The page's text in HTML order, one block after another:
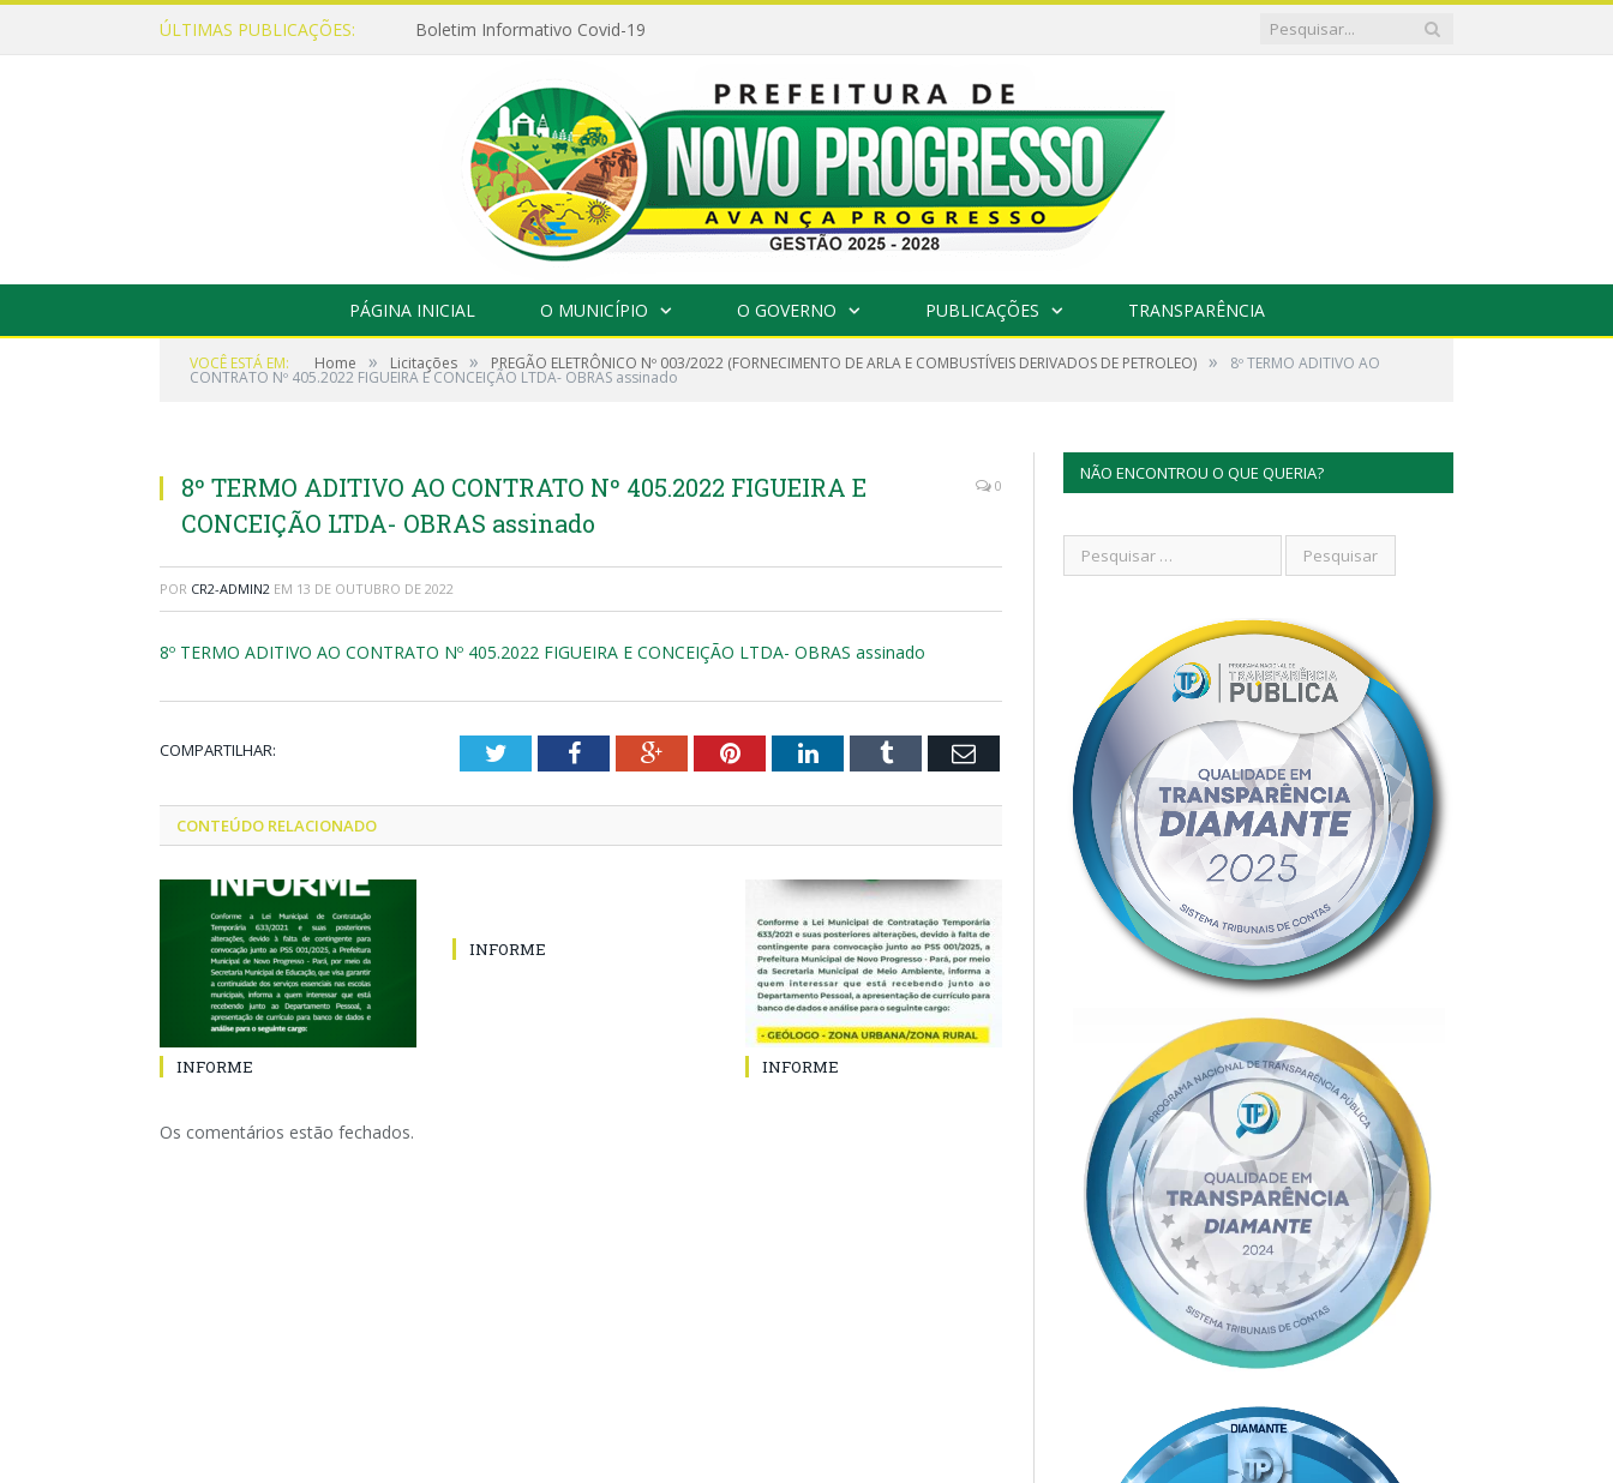
ÚLTIMAS PUBLICAÇÕES: Boletim Informativo Covid-19
PÁGINA INICIAL O MUNICÍPIO O GOVERNO PUBLICAÇÕES TRANSPARÊNCIA
VOCÊ ESTÁ EM: Home » Licitações » PREGÃO ELETRÔNICO Nº 003/2022 (FORNECIMENTO DE ARLA E COMBUSTÍVEIS DERIVADOS DE PETROLEO) » 8º TERMO ADITIVO AO
CONTRATO Nº 405.2022 FIGUEIRA E CONCEIÇÃO LTDA- OBRAS assinado
8º TERMO ADITIVO AO CONTRATO Nº 405.2022 FIGUEIRA E
CONCEIÇÃO LTDA- OBRAS assinado
0
POR CR2-ADMIN2 EM 13 DE OUTUBRO DE 2022
8º TERMO ADITIVO AO CONTRATO Nº 405.2022 FIGUEIRA E CONCEIÇÃO LTDA- OBRAS assinado
COMPARTILHAR: TwitterFacebookGoogle+PinterestLinkedInTumblr Email
CONTEÚDO RELACIONADO
INFORME
INFORME
INFORME
Os comentários estão fechados.
NÃO ENCONTROU O QUE QUERIA?